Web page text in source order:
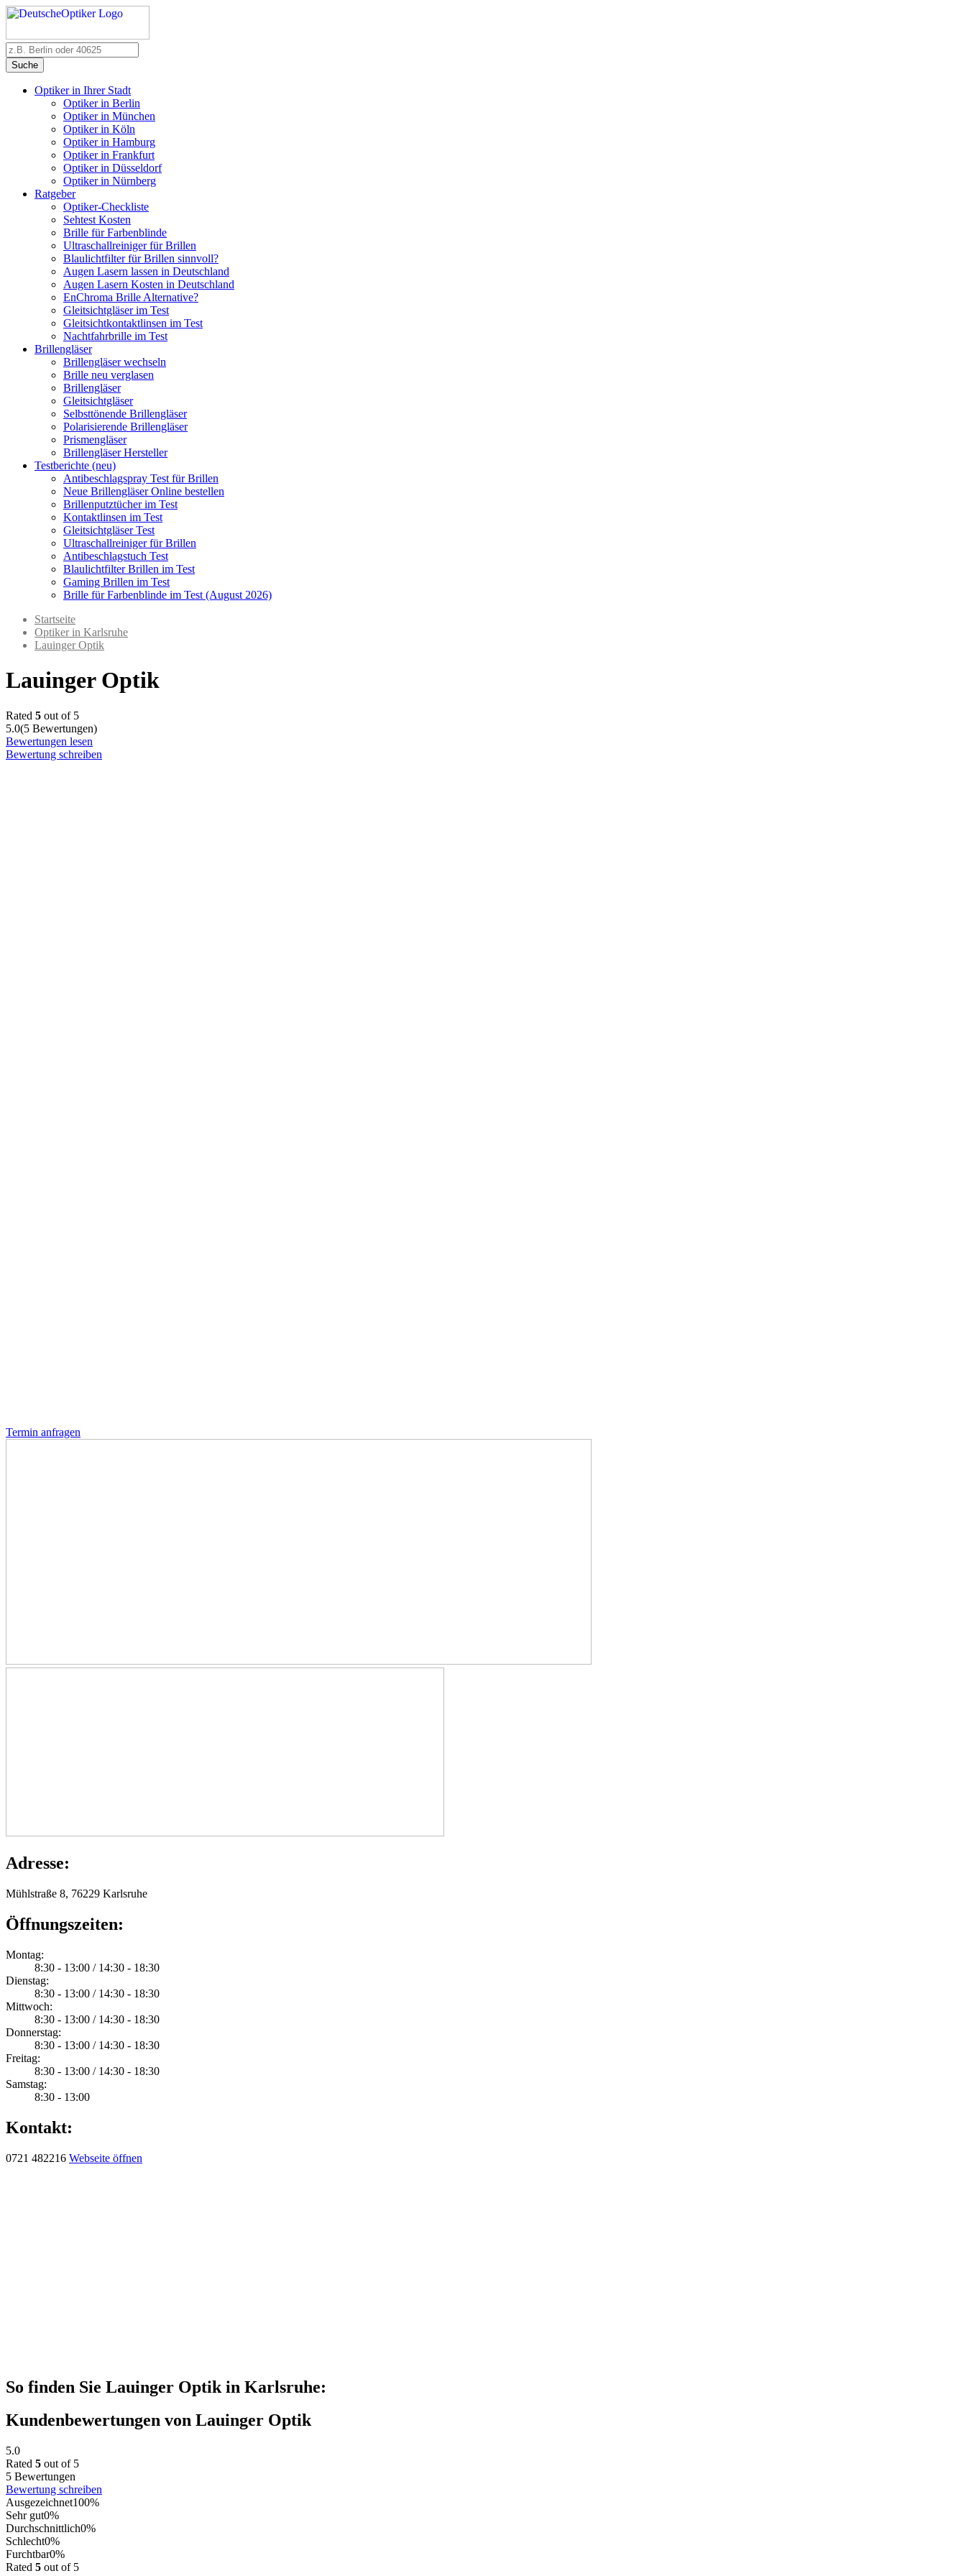
Suche
Optiker in Ihrer Stadt
Optiker in Berlin
Optiker in München
Optiker in Köln
Optiker in Hamburg
Optiker in Frankfurt
Optiker in Düsseldorf
Optiker in Nürnberg
Ratgeber
Optiker-Checkliste
Sehtest Kosten
Brille für Farbenblinde
Ultraschallreiniger für Brillen
Blaulichtfilter für Brillen sinnvoll?
Augen Lasern lassen in Deutschland
Augen Lasern Kosten in Deutschland
EnChroma Brille Alternative?
Gleitsichtgläser im Test
Gleitsichtkontaktlinsen im Test
Nachtfahrbrille im Test
Brillengläser
Brillengläser wechseln
Brille neu verglasen
Brillengläser
Gleitsichtgläser
Selbsttönende Brillengläser
Polarisierende Brillengläser
Prismengläser
Brillengläser Hersteller
Testberichte (neu)
Antibeschlagspray Test für Brillen
Neue Brillengläser Online bestellen
Brillenputztücher im Test
Kontaktlinsen im Test
Gleitsichtgläser Test
Ultraschallreiniger für Brillen
Antibeschlagstuch Test
Blaulichtfilter Brillen im Test
Gaming Brillen im Test
Brille für Farbenblinde im Test (August 2026)
Startseite
Optiker in Karlsruhe
Lauinger Optik
Lauinger Optik
Rated 5 out of 5
5.0(5 Bewertungen)
Bewertungen lesen
Bewertung schreiben
Termin anfragen
Adresse:
Mühlstraße 8, 76229 Karlsruhe
Öffnungszeiten:
Montag:
8:30 - 13:00 / 14:30 - 18:30
Dienstag:
8:30 - 13:00 / 14:30 - 18:30
Mittwoch:
8:30 - 13:00 / 14:30 - 18:30
Donnerstag:
8:30 - 13:00 / 14:30 - 18:30
Freitag:
8:30 - 13:00 / 14:30 - 18:30
Samstag:
8:30 - 13:00
Kontakt:
0721 482216 Webseite öffnen
So finden Sie Lauinger Optik in Karlsruhe:
Kundenbewertungen von Lauinger Optik
5.0
Rated 5 out of 5
5 Bewertungen
Bewertung schreiben
Ausgezeichnet100%
Sehr gut0%
Durchschnittlich0%
Schlecht0%
Furchtbar0%
Rated 5 out of 5